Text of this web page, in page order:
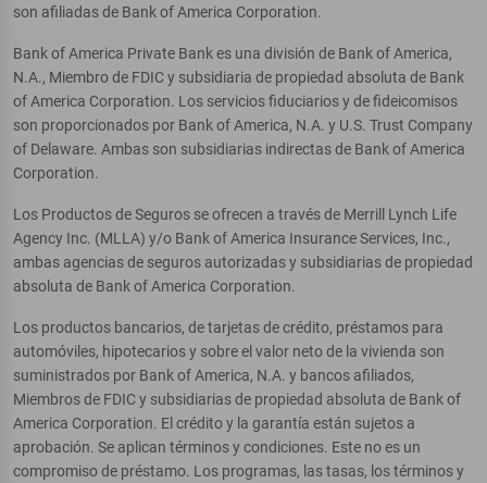
son afiliadas de Bank of America Corporation.
Bank of America Private Bank es una división de Bank of America,
N.A., Miembro de FDIC y subsidiaria de propiedad absoluta de Bank
of America Corporation. Los servicios fiduciarios y de fideicomisos
son proporcionados por Bank of America, N.A. y U.S. Trust Company
of Delaware. Ambas son subsidiarias indirectas de Bank of America
Corporation.
Los Productos de Seguros se ofrecen a través de Merrill Lynch Life
Agency Inc. (MLLA) y/o Bank of America Insurance Services, Inc.,
ambas agencias de seguros autorizadas y subsidiarias de propiedad
absoluta de Bank of America Corporation.
Los productos bancarios, de tarjetas de crédito, préstamos para
automóviles, hipotecarios y sobre el valor neto de la vivienda son
suministrados por Bank of America, N.A. y bancos afiliados,
Miembros de FDIC y subsidiarias de propiedad absoluta de Bank of
America Corporation. El crédito y la garantía están sujetos a
aprobación. Se aplican términos y condiciones. Este no es un
compromiso de préstamo. Los programas, las tasas, los términos y